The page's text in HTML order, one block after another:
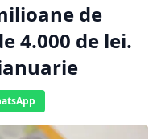
de
4.000 de lei.